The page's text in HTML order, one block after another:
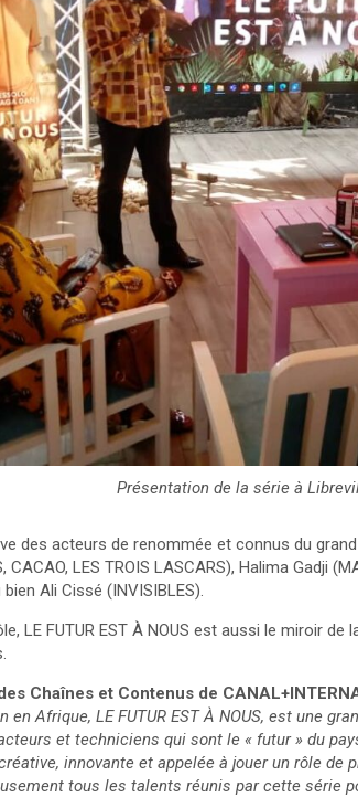
Présentation de la série à
des acteurs de renommée et connus du
LES TROIS LASCARS), Halima Gadji
Ali Cissé (INVISIBLES).
LE FUTUR EST À NOUS est aussi le miroir
Chaînes et Contenus de
Afrique, LE FUTUR EST À NOUS, est une
et techniciens qui sont le « futur » du
innovante et appelée à jouer un rôle de
tous les talents réunis par cette série